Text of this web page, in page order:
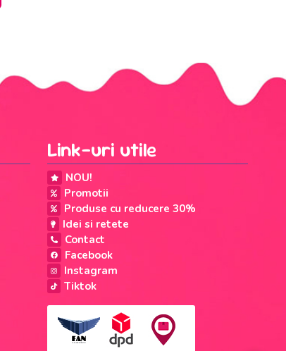
Link-uri utile
NOU!
Promotii
Produse cu reducere 30%
Idei si retete
Contact
Facebook
Instagram
Tiktok